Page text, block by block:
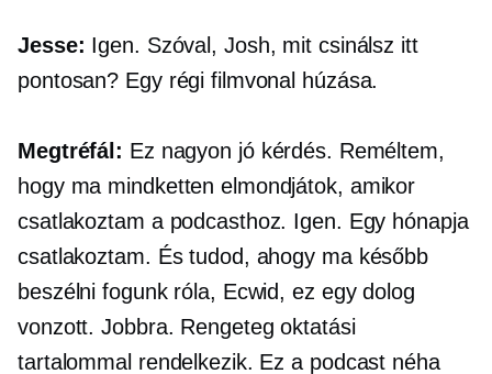
Jesse: Igen. Szóval, Josh, mit csinálsz itt
pontosan? Egy régi filmvonal húzása.
Megtréfál: Ez nagyon jó kérdés. Reméltem,
hogy ma mindketten elmondjátok, amikor
csatlakoztam a podcasthoz. Igen. Egy hónapja
csatlakoztam. És tudod, ahogy ma később
beszélni fogunk róla, Ecwid, ez egy dolog
vonzott. Jobbra. Rengeteg oktatási
tartalommal rendelkezik. Ez a podcast néha